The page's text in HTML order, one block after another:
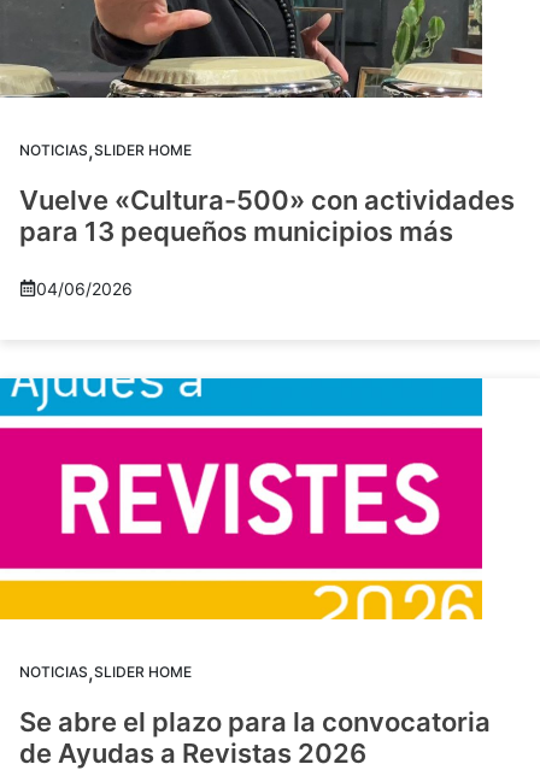
NOTICIAS,SLIDER HOME
Vuelve «Cultura-500» con actividades
para 13 pequeños municipios más
04/06/2026
NOTICIAS,SLIDER HOME
Se abre el plazo para la convocatoria
de Ayudas a Revistas 2026